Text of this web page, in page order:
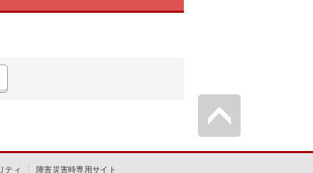
ティ 障害災害時専用サイト